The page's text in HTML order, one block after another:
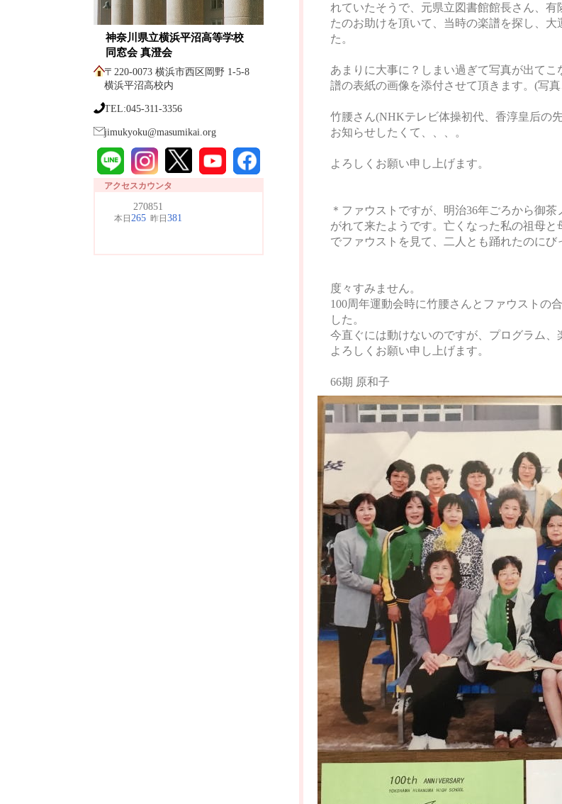
れていたそうで、元県立図書館館長さん、
たのお助けを頂いて、当時の楽譜を探し、
た。
あまりに大事に？しまい過ぎて写真が出て
譜の表紙の画像を添付させて頂きます。(写
竹腰さん(NHKテレビ体操初代、香淳皇后の
お知らせしたくて、、、。
よろしくお願い申し上げます。
＊ファウストですが、明治36年ごろから御
がれて来たようです。亡くなった私の祖母
でファウストを見て、二人とも踊れたのにび
度々すみません。
100周年運動会時に竹腰さんとファウストの
した。
今直ぐには動けないのですが、プログラム、
よろしくお願い申し上げます。
66期 原和子
神奈川県立横浜平沼高等学校
同窓会 真澄会
〒220-0073 横浜市西区岡野 1-5-8
横浜平沼高校内
TEL:045-311-3356
jimukyoku@masumikai.org
アクセスカウンタ